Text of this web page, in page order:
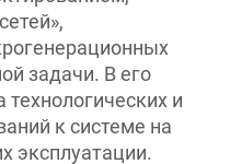
задачи. В его
и
к системе на
эксплуатации.